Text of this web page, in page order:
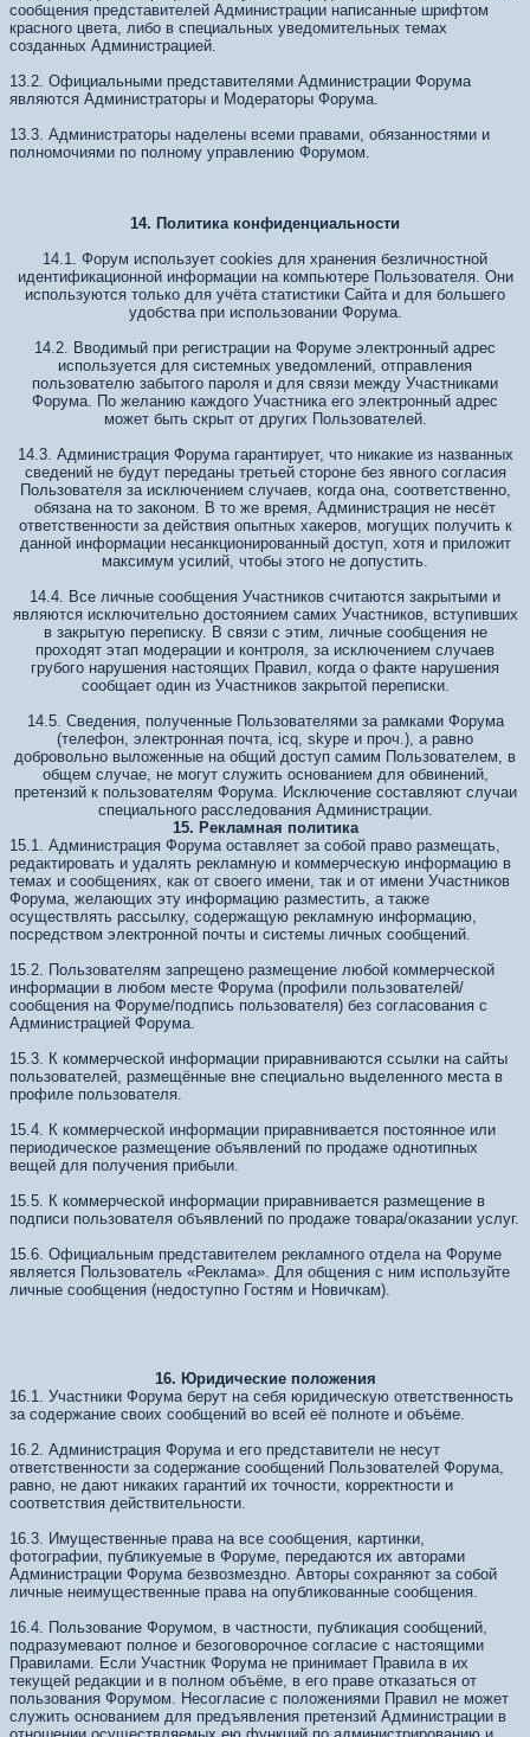
сообщения представителей Администрации написанные шрифтом
красного цвета, либо в специальных уведомительных темах
созданных Администрацией.
13.2. Официальными представителями Администрации Форума
являются Администраторы и Модераторы Форума.
13.3. Администраторы наделены всеми правами, обязанностями и
полномочиями по полному управлению Форумом.
14. Политика конфиденциальности
14.1. Форум использует cookies для хранения безличностной
идентификационной информации на компьютере Пользователя. Они
используются только для учёта статистики Сайта и для большего
удобства при использовании Форума.
14.2. Вводимый при регистрации на Форуме электронный адрес
используется для системных уведомлений, отправления
пользователю забытого пароля и для связи между Участниками
Форума. По желанию каждого Участника его электронный адрес
может быть скрыт от других Пользователей.
14.3. Администрация Форума гарантирует, что никакие из названных
сведений не будут переданы третьей стороне без явного согласия
Пользователя за исключением случаев, когда она, соответственно,
обязана на то законом. В то же время, Администрация не несёт
ответственности за действия опытных хакеров, могущих получить к
данной информации несанкционированный доступ, хотя и приложит
максимум усилий, чтобы этого не допустить.
14.4. Все личные сообщения Участников считаются закрытыми и
являются исключительно достоянием самих Участников, вступивших
в закрытую переписку. В связи с этим, личные сообщения не
проходят этап модерации и контроля, за исключением случаев
грубого нарушения настоящих Правил, когда о факте нарушения
сообщает один из Участников закрытой переписки.
14.5. Сведения, полученные Пользователями за рамками Форума
(телефон, электронная почта, icq, skype и проч.), а равно
добровольно выложенные на общий доступ самим Пользователем, в
общем случае, не могут служить основанием для обвинений,
претензий к пользователям Форума. Исключение составляют случаи
специального расследования Администрации.
15. Рекламная политика
15.1. Администрация Форума оставляет за собой право размещать,
редактировать и удалять рекламную и коммерческую информацию в
темах и сообщениях, как от своего имени, так и от имени Участников
Форума, желающих эту информацию разместить, а также
осуществлять рассылку, содержащую рекламную информацию,
посредством электронной почты и системы личных сообщений.
15.2. Пользователям запрещено размещение любой коммерческой
информации в любом месте Форума (профили пользователей/
сообщения на Форуме/подпись пользователя) без согласования с
Администрацией Форума.
15.3. К коммерческой информации приравниваются ссылки на сайты
пользователей, размещённые вне специально выделенного места в
профиле пользователя.
15.4. К коммерческой информации приравнивается постоянное или
периодическое размещение объявлений по продаже однотипных
вещей для получения прибыли.
15.5. К коммерческой информации приравнивается размещение в
подписи пользователя объявлений по продаже товара/оказании услуг.
15.6. Официальным представителем рекламного отдела на Форуме
является Пользователь «Реклама». Для общения с ним используйте
личные сообщения (недоступно Гостям и Новичкам).
16. Юридические положения
16.1. Участники Форума берут на себя юридическую ответственность
за содержание своих сообщений во всей её полноте и объёме.
16.2. Администрация Форума и его представители не несут
ответственности за содержание сообщений Пользователей Форума,
равно, не дают никаких гарантий их точности, корректности и
соответствия действительности.
16.3. Имущественные права на все сообщения, картинки,
фотографии, публикуемые в Форуме, передаются их авторами
Администрации Форума безвозмездно. Авторы сохраняют за собой
личные неимущественные права на опубликованные сообщения.
16.4. Пользование Форумом, в частности, публикация сообщений,
подразумевают полное и безоговорочное согласие с настоящими
Правилами. Если Участник Форума не принимает Правила в их
текущей редакции и в полном объёме, в его праве отказаться от
пользования Форумом. Несогласие с положениями Правил не может
служить основанием для предъявления претензий Администрации в